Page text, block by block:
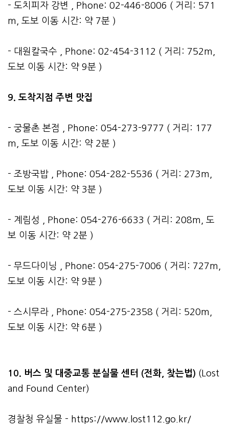
- 도치피자 강변 , Phone: 02-446-8006 ( 거리: 571
m, 도보 이동 시간: 약 7분 )
- 대원칼국수 , Phone: 02-454-3112 ( 거리: 752m,
도보 이동 시간: 약 9분 )
9. 도착지점 주변 맛집
- 궁물촌 본점 , Phone: 054-273-9777 ( 거리: 177
m, 도보 이동 시간: 약 2분 )
- 조방국밥 , Phone: 054-282-5536 ( 거리: 273m,
도보 이동 시간: 약 3분 )
- 계림성 , Phone: 054-276-6633 ( 거리: 208m, 도
보 이동 시간: 약 2분 )
- 무드다이닝 , Phone: 054-275-7006 ( 거리: 727m,
도보 이동 시간: 약 9분 )
- 스시무라 , Phone: 054-275-2358 ( 거리: 520m,
도보 이동 시간: 약 6분 )
10. 버스 및 대중교통 분실물 센터 (전화, 찾는법) (Lost
and Found Center)
경찰청 유실물 - https://www.lost112.go.kr/